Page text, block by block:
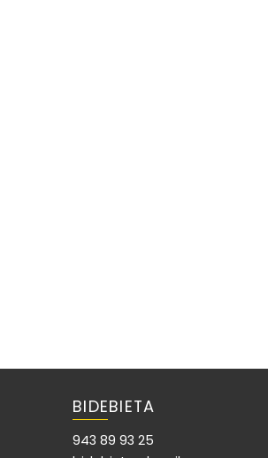
BIDEBIETA
943 89 93 25